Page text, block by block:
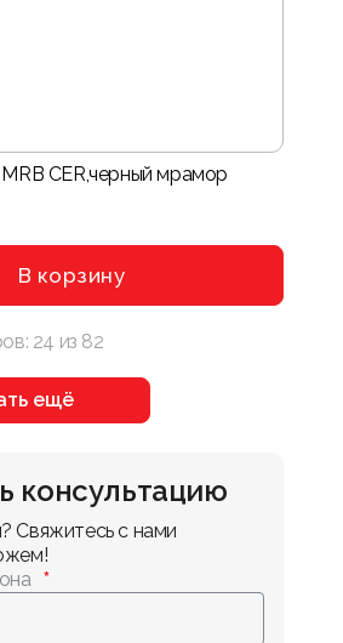
CER,черный мрамор
В корзину
24 из 82
ещё
консультацию
Свяжитесь с нами